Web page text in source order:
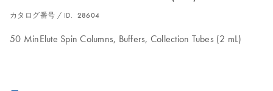
カタログ番号 / ID. 28604
50 MinElute Spin Columns, Buffers, Collection Tubes (2 mL)